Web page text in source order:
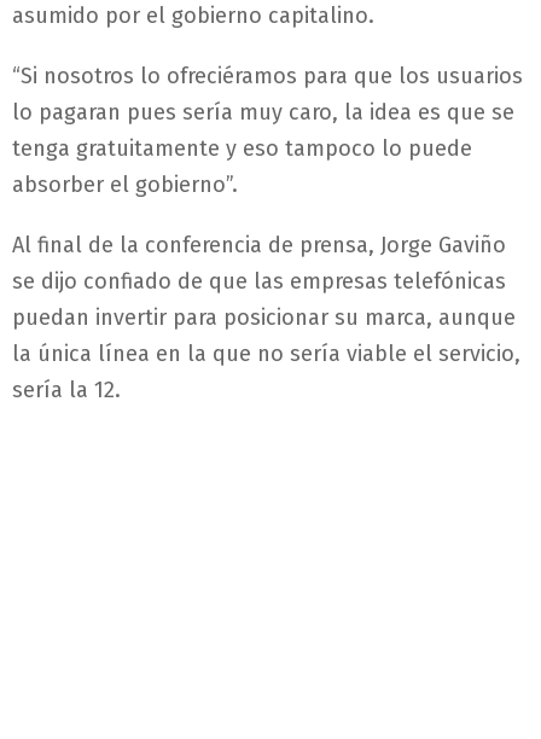
asumido por el gobierno capitalino.
“Si nosotros lo ofreciéramos para que los usuarios
lo pagaran pues sería muy caro, la idea es que se
tenga gratuitamente y eso tampoco lo puede
absorber el gobierno”.
Al final de la conferencia de prensa, Jorge Gaviño
se dijo confiado de que las empresas telefónicas
puedan invertir para posicionar su marca, aunque
la única línea en la que no sería viable el servicio,
sería la 12.